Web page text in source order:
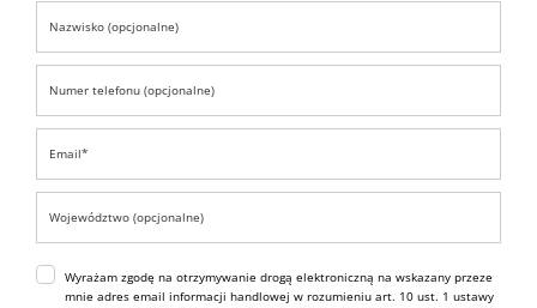
Wyrażam zgodę na otrzymywanie drogą elektroniczną na wskazany przeze
mnie adres email informacji handlowej w rozumieniu art. 10 ust. 1 ustawy